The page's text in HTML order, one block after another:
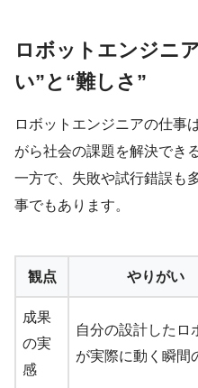
ロボットエンジニ
い”と“難しさ”
ロボットエンジニアの仕事
がら社会の課題を解決でき
一方で、失敗や試行錯誤も
事でもあります。
観点 やりがい
成果
の実
感
自分の設計したロ
が実際に動く瞬間